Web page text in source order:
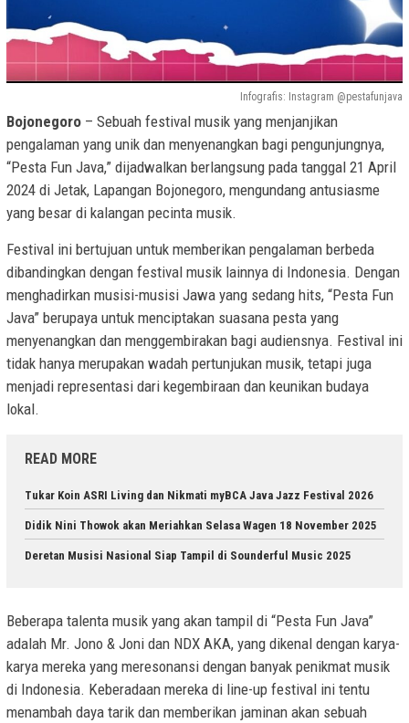
Infografis: Instagram @pestafunjava
Bojonegoro – Sebuah festival musik yang menjanjikan
pengalaman yang unik dan menyenangkan bagi pengunjungnya,
“Pesta Fun Java,” dijadwalkan berlangsung pada tanggal 21 April
2024 di Jetak, Lapangan Bojonegoro, mengundang antusiasme
yang besar di kalangan pecinta musik.
Festival ini bertujuan untuk memberikan pengalaman berbeda
dibandingkan dengan festival musik lainnya di Indonesia. Dengan
menghadirkan musisi-musisi Jawa yang sedang hits, “Pesta Fun
Java” berupaya untuk menciptakan suasana pesta yang
menyenangkan dan menggembirakan bagi audiensnya. Festival ini
tidak hanya merupakan wadah pertunjukan musik, tetapi juga
menjadi representasi dari kegembiraan dan keunikan budaya
lokal.
READ MORE
Tukar Koin ASRI Living dan Nikmati myBCA Java Jazz Festival 2026
Didik Nini Thowok akan Meriahkan Selasa Wagen 18 November 2025
Deretan Musisi Nasional Siap Tampil di Sounderful Music 2025
Beberapa talenta musik yang akan tampil di “Pesta Fun Java”
adalah Mr. Jono & Joni dan NDX AKA, yang dikenal dengan karya-
karya mereka yang meresonansi dengan banyak penikmat musik
di Indonesia. Keberadaan mereka di line-up festival ini tentu
menambah daya tarik dan memberikan jaminan akan sebuah